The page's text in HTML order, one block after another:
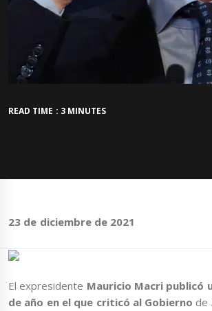
READ TIME : 3 MINUTES
23 de diciembre de 2021
El expresidente Mauricio Macri publicó
de año en el que criticó al Gobierno de